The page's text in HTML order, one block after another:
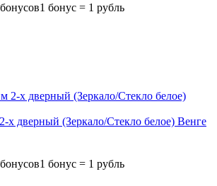
бонусов1 бонус = 1 рубль
дверный (Зеркало/Стекло белое) Венге
бонусов1 бонус = 1 рубль